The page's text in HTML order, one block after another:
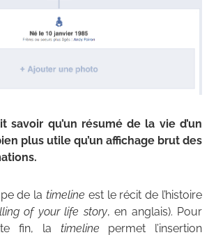
savoir qu’un résumé de la vie d’un
plus utile qu’un affichage brut des
de la timeline est le récit de l’histoire
of your life story, en anglais). Pour
fin, la timeline permet l’insertion